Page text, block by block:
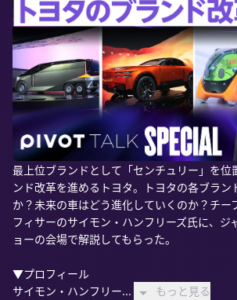
最上位ブランドとして「センチュリー」を位
ンド改革を進めるトヨタ。トヨタの各ブラン
か？未来の車はどう進化していくのか？チー
フィサーのサイモン・ハンフリーズ氏に、ジ
ョーの会場で解説してもらった。
▼プロフィール
サイモン・ハンフリー...
もっと見る